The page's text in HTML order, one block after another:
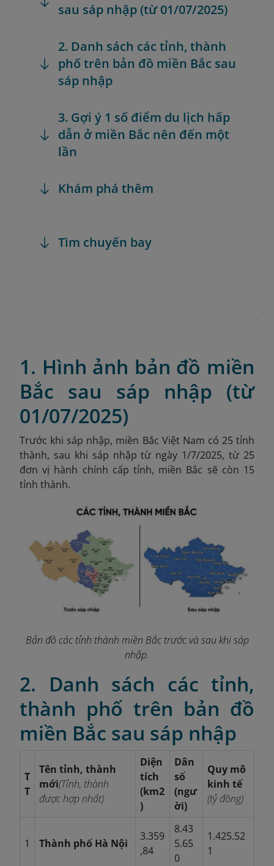
sau sáp nhập (từ 01/07/2025)
2. Danh sách các tỉnh, thành
phố trên bản đồ miền Bắc sau
sáp nhập
3. Gợi ý 1 số điểm du lịch hấp
dẫn ở miền Bắc nên đến một
lần
Khám phá thêm
Tìm chuyến bay
1. Hình ảnh bản đồ miền
Bắc sau sáp nhập (từ
01/07/2025)
Trước khi sáp nhập, miền Bắc Việt Nam có 25 tỉnh
thành, sau khi sáp nhập từ ngày 1/7/2025, từ 25
đơn vị hành chính cấp tỉnh, miền Bắc sẽ còn 15
tỉnh thành.
Bản đồ các tỉnh thành miền Bắc trước và sau khi sáp
nhập.
2. Danh sách các tỉnh,
thành phố trên bản đồ
miền Bắc sau sáp nhập
T
T
Tên tỉnh, thành
mới(Tỉnh, thành
được hợp nhất)
Diện
tích
(km2
)
Dân
số
(ngư
ời)
Quy mô
kinh tế
(tỷ đồng)
1 Thành phố Hà Nội
3.359
,84
8.43
5.65
0
1.425.52
1